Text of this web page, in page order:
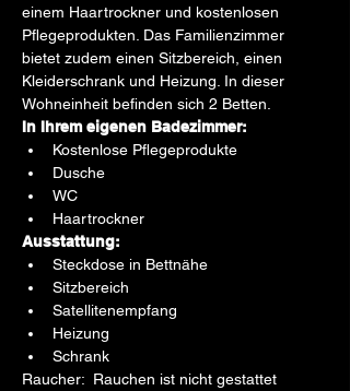
einem Haartrockner und kostenlosen
Pflegeprodukten. Das Familienzimmer
bietet zudem einen Sitzbereich, einen
Kleiderschrank und Heizung. In dieser
Wohneinheit befinden sich 2 Betten.
In Ihrem eigenen Badezimmer:
Kostenlose Pflegeprodukte
Dusche
WC
Haartrockner
Ausstattung:
Steckdose in Bettnähe
Sitzbereich
Satellitenempfang
Heizung
Schrank
Raucher:  Rauchen ist nicht gestattet